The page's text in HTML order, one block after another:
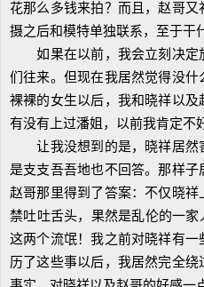
花那么多钱来拍？而且，赵哥
摄之后和模特单独联系，至于干
如果在以前，我会立刻决定
们往来。但现在我居然觉得没
裸裸的女生以后，我和晓祥以
有没有上过潘姐，以前我肯定不
让我没想到的是，晓祥居然
是支支吾吾地也不回答。那样
赵哥那里得到了答案：不仅晓
禁吐吐舌头，果然是乱伦的一家
这两个流氓！我之前对晓祥有
历了这些事以后，我居然完全